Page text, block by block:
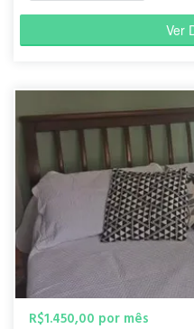
Ver
R$1.450,00 por mês